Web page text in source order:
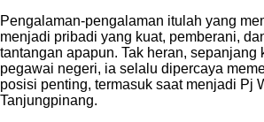
Pengalaman-pengalaman itulah yang
menjadi pribadi yang kuat, pemberani,
tantangan apapun. Tak heran, sepanjang
pegawai negeri, ia selalu dipercaya
posisi penting, termasuk saat menjadi Pj
Tanjungpinang.